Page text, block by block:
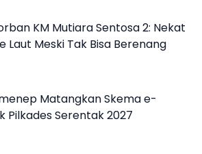
KM Mutiara Sentosa 2: Nekat
Laut Meski Tak Bisa Berenang
Matangkan Skema e-
Pilkades Serentak 2027